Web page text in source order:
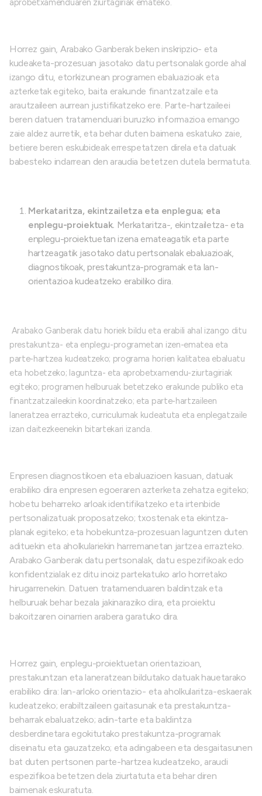
aprobetxamenduaren ziurtagiriak emateko.
Horrez gain, Arabako Ganberak beken inskripzio- eta
kudeaketa-prozesuan jasotako datu pertsonalak gorde ahal
izango ditu, etorkizunean programen ebaluazioak eta
azterketak egiteko, baita erakunde finantzatzaile eta
arautzaileen aurrean justifikatzeko ere. Parte-hartzaileei
beren datuen tratamenduari buruzko informazioa emango
zaie aldez aurretik, eta behar duten baimena eskatuko zaie,
betiere beren eskubideak errespetatzen direla eta datuak
babesteko indarrean den araudia betetzen dutela bermatuta.
Merkataritza, ekintzailetza eta enplegua; eta
enplegu-proiektuak. Merkataritza-, ekintzailetza- eta
enplegu-proiektuetan izena emateagatik eta parte
hartzeagatik jasotako datu pertsonalak ebaluazioak,
diagnostikoak, prestakuntza-programak eta lan-
orientazioa kudeatzeko erabiliko dira.
Arabako Ganberak datu horiek bildu eta erabili ahal izango ditu
prestakuntza- eta enplegu-programetan izen-ematea eta
parte-hartzea kudeatzeko; programa horien kalitatea ebaluatu
eta hobetzeko; laguntza- eta aprobetxamendu-ziurtagiriak
egiteko; programen helburuak betetzeko erakunde publiko eta
finantzatzaileekin koordinatzeko; eta parte-hartzaileen
laneratzea errazteko, curriculumak kudeatuta eta enplegatzaile
izan daitezkeenekin bitartekari izanda.
Enpresen diagnostikoen eta ebaluazioen kasuan, datuak
erabiliko dira enpresen egoeraren azterketa zehatza egiteko;
hobetu beharreko arloak identifikatzeko eta irtenbide
pertsonalizatuak proposatzeko; txostenak eta ekintza-
planak egiteko; eta hobekuntza-prozesuan laguntzen duten
adituekin eta aholkulariekin harremanetan jartzea errazteko.
Arabako Ganberak datu pertsonalak, datu espezifikoak edo
konfidentzialak ez ditu inoiz partekatuko arlo horretako
hirugarrenekin. Datuen tratamenduaren baldintzak eta
helburuak behar bezala jakinaraziko dira, eta proiektu
bakoitzaren oinarrien arabera garatuko dira.
Horrez gain, enplegu-proiektuetan orientazioan,
prestakuntzan eta laneratzean bildutako datuak hauetarako
erabiliko dira: lan-arloko orientazio- eta aholkularitza-eskaerak
kudeatzeko; erabiltzaileen gaitasunak eta prestakuntza-
beharrak ebaluatzeko; adin-tarte eta baldintza
desberdinetara egokitutako prestakuntza-programak
diseinatu eta gauzatzeko; eta adingabeen eta desgaitasunen
bat duten pertsonen parte-hartzea kudeatzeko, araudi
espezifikoa betetzen dela ziurtatuta eta behar diren
baimenak eskuratuta.